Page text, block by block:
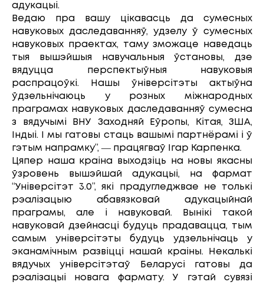
адукацыі.
Ведаю пра вашу цікавасць да сумесных
навуковых даследаванняў, удзелу ў сумесных
навуковых праектах, таму зможаце наведаць
тыя вышэйшыя навучальныя ўстановы, дзе
вядуцца перспектыўныя навуковыя
распрацоўкі. Нашы ўніверсітэты актыўна
ўдзельнічаюць у розных міжнародных
праграмах навуковых даследаванняў сумесна
з вядучымі ВНУ Заходняй Еўропы, Кітая, ЗША,
Індыі. І мы гатовы стаць вашымі партнёрамі і ў
гэтым напрамку”, ― працягваў Ігар Карпенка.
Цяпер наша краіна выходзіць на новы якасны
ўзровень вышэйшай адукацыі, на фармат
“Універсітэт 3.0”, які прадугледжвае не толькі
рэалізацыю абавязковай адукацыйнай
праграмы, але і навуковай. Вынікі такой
навуковай дзейнасці будуць прадавацца, тым
самым універсітэты будуць удзельнічаць у
эканамічным развіцці нашай краіны. Некалькі
вядучых універсітэтаў Беларусі гатовы да
рэалізацыі новага фармату. У гэтай сувязі